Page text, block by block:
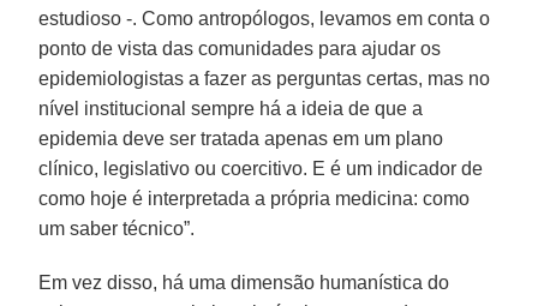
estudioso -. Como antropólogos, levamos em conta o
ponto de vista das comunidades para ajudar os
epidemiologistas a fazer as perguntas certas, mas no
nível institucional sempre há a ideia de que a
epidemia deve ser tratada apenas em um plano
clínico, legislativo ou coercitivo. E é um indicador de
como hoje é interpretada a própria medicina: como
um saber técnico”.
Em vez disso, há uma dimensão humanística do